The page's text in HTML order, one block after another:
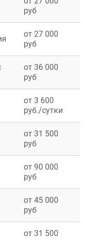
руб
от 27 000
руб
от 36 000
руб
от 3 600
руб./сутки
от 31 500
руб
от 90 000
руб
от 45 000
руб
от 31 500
мы вам